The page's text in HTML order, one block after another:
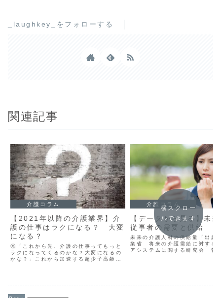
_laughkey_をフォローする
関連記事
介護コラム
【2021年以降の介護業界】介
護の仕事はラクになる？ 大変
になる？
🤔「これから先、介護の仕事ってもっと
ラクになってくるのかな？大変になるの
かな？」これから加速する超少子高齢化
介護コラム
【データから見る】未
従事者の需要と供給
未来の介護人材の供給量「出典
業省 将来の介護需給に対する
アシステムに関する研究会
横スクロー
ルできます